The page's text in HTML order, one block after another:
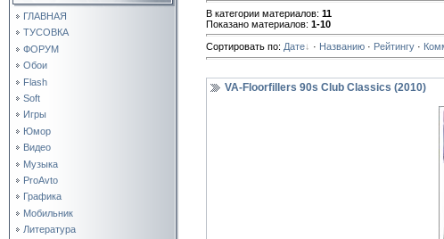
ГЛАВНАЯ
ТУСОВКА
ФОРУМ
Обои
Flash
Soft
Игры
Юмор
Видео
Музыка
ProAvto
Графика
Мобильник
Литература
В категории материалов: 11
Показано материалов: 1-10
Сортировать по: Дате · Названию · Рейтингу ·
VA-Floorfillers 90s Club Classics (2010)